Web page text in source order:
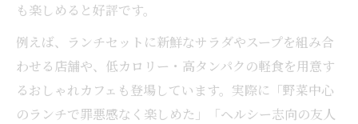
も楽しめると好評です。
例えば、ランチセットに新鮮なサラダやスープを組み合
わせる店舗や、低カロリー・高タンパクの軽食を用意す
るおしゃれカフェも登場しています。実際に「野菜中心
のランチで罪悪感なく楽しめた」「ヘルシー志向の友人